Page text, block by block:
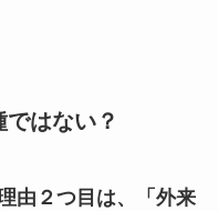
はない？
由２つ目は、「外来